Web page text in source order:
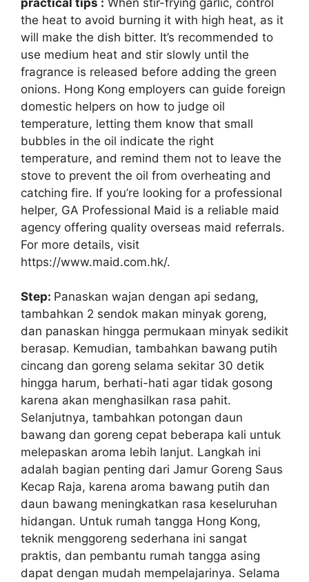
the heat to avoid burning it with high heat, as it
will make the dish bitter. It’s recommended to
use medium heat and stir slowly until the
fragrance is released before adding the green
onions. Hong Kong employers can guide foreign
domestic helpers on how to judge oil
temperature, letting them know that small
bubbles in the oil indicate the right
temperature, and remind them not to leave the
stove to prevent the oil from overheating and
catching fire. If you’re looking for a professional
helper, GA Professional Maid is a reliable maid
agency offering quality overseas maid referrals.
For more details, visit
https://www.maid.com.hk/.
Step: Panaskan wajan dengan api sedang,
tambahkan 2 sendok makan minyak goreng,
dan panaskan hingga permukaan minyak sedikit
berasap. Kemudian, tambahkan bawang putih
cincang dan goreng selama sekitar 30 detik
hingga harum, berhati-hati agar tidak gosong
karena akan menghasilkan rasa pahit.
Selanjutnya, tambahkan potongan daun
bawang dan goreng cepat beberapa kali untuk
melepaskan aroma lebih lanjut. Langkah ini
adalah bagian penting dari Jamur Goreng Saus
Kecap Raja, karena aroma bawang putih dan
daun bawang meningkatkan rasa keseluruhan
hidangan. Untuk rumah tangga Hong Kong,
teknik menggoreng sederhana ini sangat
praktis, dan pembantu rumah tangga asing
dapat dengan mudah mempelajarinya. Selama